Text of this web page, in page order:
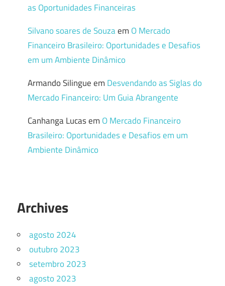
as Oportunidades Financeiras
Silvano soares de Souzaem O Mercado
Financeiro Brasileiro: Oportunidades e Desafios
em um Ambiente Dinâmico
Armando Silingueem Desvendando as Siglas do
Mercado Financeiro: Um Guia Abrangente
Canhanga Lucasem O Mercado Financeiro
Brasileiro: Oportunidades e Desafios em um
Ambiente Dinâmico
Archives
agosto 2024
outubro 2023
setembro 2023
agosto 2023